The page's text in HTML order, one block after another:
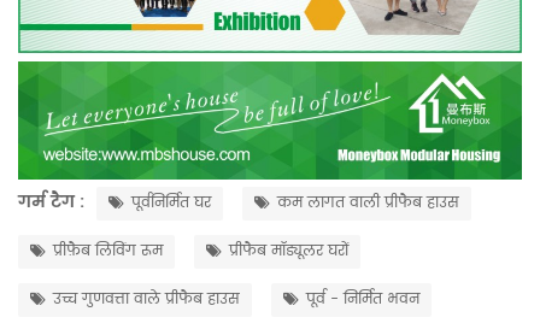
गर्म टैग : पूर्वनिर्मित घर कम लागत वाली प्रीफैब हाउस
प्रीफ़ैब लिविंग रूम प्रीफैब मॉड्यूलर घरों
उच्च गुणवत्ता वाले प्रीफैब हाउस पूर्व - निर्मित भवन